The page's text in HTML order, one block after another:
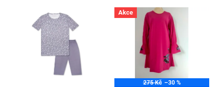
Akce
275 Kč –30 %